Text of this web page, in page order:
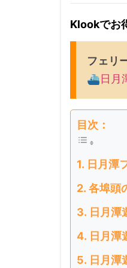
Klookでお
フェリ
⛴日月
目次：
日月潭
各埠頭
日月潭
日月潭
日月潭